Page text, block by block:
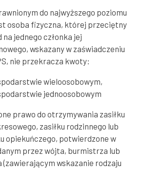
do najwyższego poziomu
osoba fizyczna, której przeciętny
jednego członka jej
wskazany w zaświadczeniu
nie przekracza kwoty:
wieloosobowym,
jednoosobowym
prawo do otrzymywania zasiłku
zasiłku rodzinnego lub
opiekuńczego, potwierdzone w
przez wójta, burmistrza lub
wskazanie rodzaju